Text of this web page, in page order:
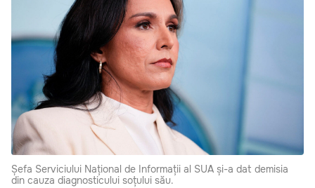
Șefa Serviciului Național de Informații al SUA și-a dat demisia
din cauza diagnosticului soțului său.